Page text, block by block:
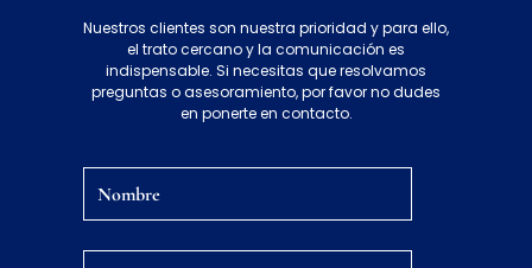
Nuestros clientes son nuestra prioridad y para ello,
el trato cercano y la comunicación es
indispensable. Si necesitas que resolvamos
preguntas o asesoramiento, por favor no dudes
en ponerte en contacto.